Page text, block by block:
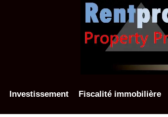
Investissement Fiscalité immobilière